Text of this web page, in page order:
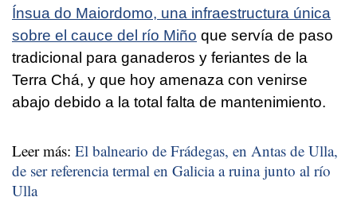
Ínsua do Maiordomo, una infraestructura única
sobre el cauce del río Miño que servía de paso
tradicional para ganaderos y feriantes de la
Terra Chá, y que hoy amenaza con venirse
abajo debido a la total falta de mantenimiento.
Leer más: El balneario de Frádegas, en Antas de Ulla,
de ser referencia termal en Galicia a ruina junto al río
Ulla